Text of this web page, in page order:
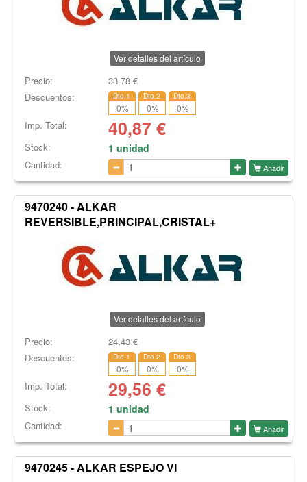
Ver detalles del artículo
Precio: 33,78€
Descuentos:
Dto.1
0%
Dto.2
0%
Dto.3
0%
Imp. Total: 40,87€
Stock: 1 unidad
Cantidad: Añadir
9470240 - ALKAR
REVERSIBLE,PRINCIPAL,CRISTAL+
Ver detalles del artículo
Precio: 24,43€
Descuentos:
Dto.1
0%
Dto.2
0%
Dto.3
0%
Imp. Total: 29,56 €
Stock: 1 unidad
Cantidad: Añadir
9470245 - ALKAR ESPEJO VI